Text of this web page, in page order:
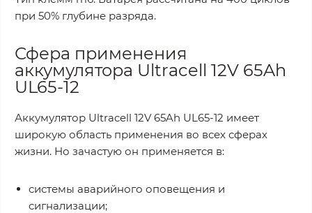
при 50% глубине разряда.
Сфера применения
аккумулятора Ultracell 12V 65Ah
UL65-12
Аккумулятор Ultracell 12V 65Ah UL65-12 имеет
широкую область применения во всех сферах
жизни. Но зачастую он применяется в:
системы аварийного оповещения и
сигнализации;